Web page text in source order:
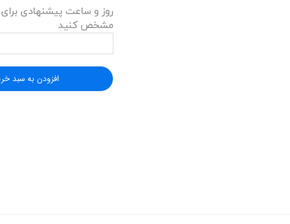
روز و ساعت پیشنهادی
مشخص کنید
افزودن به سبد